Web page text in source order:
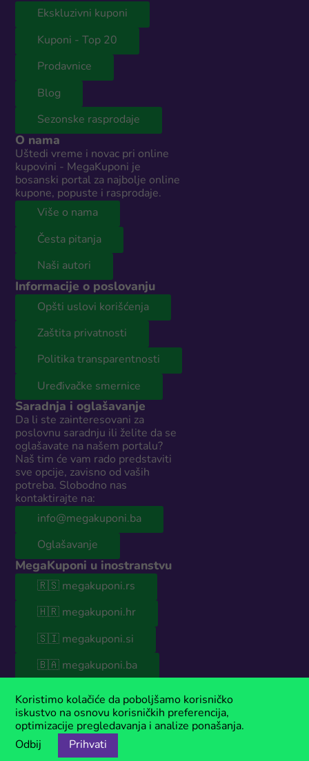
Ekskluzivni kuponi
Kuponi - Top 20
Prodavnice
Blog
Sezonske rasprodaje
O nama
Uštedi vreme i novac pri online
kupovini - MegaKuponi je
bosanski portal za najbolje online
kupone, popuste i rasprodaje.
Više o nama
Česta pitanja
Naši autori
Informacije o poslovanju
Opšti uslovi korišćenja
Zaštita privatnosti
Politika transparentnosti
Uređivačke smernice
Saradnja i oglašavanje
Da li ste zainteresovani za
poslovnu saradnju ili želite da se
oglašavate na našem portalu?
Naš tim će vam rado predstaviti
sve opcije, zavisno od vaših
potreba. Slobodno nas
kontaktirajte na:
info@megakuponi.ba
Oglašavanje
MegaKuponi u inostranstvu
🇷🇸 megakuponi.rs
🇭🇷 megakuponi.hr
🇸🇮 megakuponi.si
🇧🇦 megakuponi.ba
Naš sajt sadrži sponzorisani sadržaj. Ako koristiš naše kupone, moguće
je da ćemo u nekim slučajevima zaraditi malu proviziju. MegaKuponi®
je registrovani zaštitni znak kompanije Anima Media.
Koristimo kolačiće da poboljšamo korisničko
iskustvo na osnovu korisničkih preferencija,
optimizacije pregledavanja i analize ponašanja.
Odbij
Prihvati